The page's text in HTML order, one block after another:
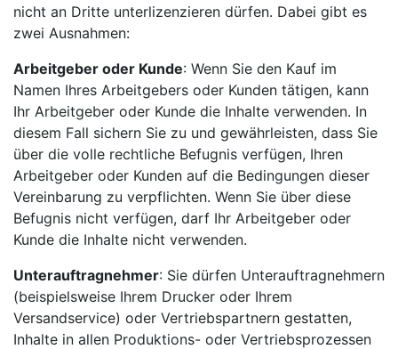
nicht an Dritte unterlizenzieren dürfen. Dabei gibt es
zwei Ausnahmen:
Arbeitgeber oder Kunde: Wenn Sie den Kauf im
Namen Ihres Arbeitgebers oder Kunden tätigen, kann
Ihr Arbeitgeber oder Kunde die Inhalte verwenden. In
diesem Fall sichern Sie zu und gewährleisten, dass Sie
über die volle rechtliche Befugnis verfügen, Ihren
Arbeitgeber oder Kunden auf die Bedingungen dieser
Vereinbarung zu verpflichten. Wenn Sie über diese
Befugnis nicht verfügen, darf Ihr Arbeitgeber oder
Kunde die Inhalte nicht verwenden.
Unterauftragnehmer: Sie dürfen Unterauftragnehmern
(beispielsweise Ihrem Drucker oder Ihrem
Versandservice) oder Vertriebspartnern gestatten,
Inhalte in allen Produktions- oder Vertriebsprozessen